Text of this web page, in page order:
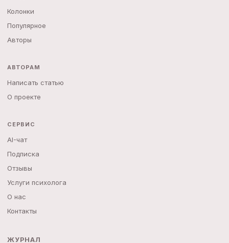
Колонки
Популярное
Авторы
АВТОРАМ
Написать статью
О проекте
СЕРВИС
AI-чат
Подписка
Отзывы
Услуги психолога
О нас
Контакты
ЖУРНАЛ